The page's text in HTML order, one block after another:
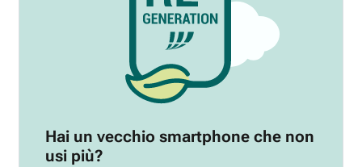
Hai un vecchio smartphone che non
usi più?